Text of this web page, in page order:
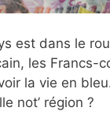
est dans le
les Francs-
la vie en
not’ région ?